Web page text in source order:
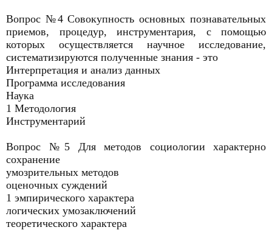
Вопрос №4 Совокупность основных познавательных
приемов, процедур, инструментария, с помощью
которых осуществляется научное исследование,
систематизируются полученные знания - это
Интерпретация и анализ данных
Программа исследования
Наука
1 Методология
Инструментарий
Вопрос №5 Для методов социологии характерно
сохранение
умозрительных методов
оценочных суждений
1 эмпирического характера
логических умозаключений
теоретического характера